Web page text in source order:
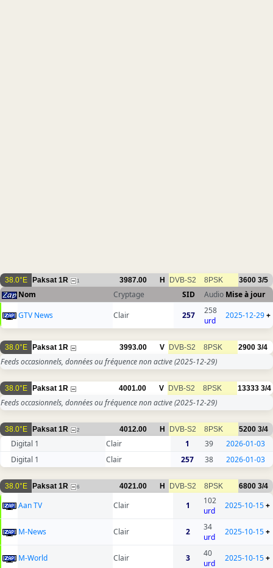
38.0°E Paksat 1R 1 3987.00 H DVB-S2 8PSK 3600 3/5
Nom Cryptage SID Audio Mise à jour
GTV News
Clair 257
258
urd
2025-12-29+
38.0°E Paksat 1R 3993.00 V DVB-S2 8PSK 2900 3/4
Feeds occasionnels, données ou fréquence non active(2025-12-29)
38.0°E Paksat 1R 4001.00 V DVB-S2 8PSK 13333 3/4
Feeds occasionnels, données ou fréquence non active(2025-12-29)
38.0°E Paksat 1R 2 4012.00 H DVB-S2 8PSK 5200 3/4
Digital 1 Clair 1 39
2026-01-03
Digital 1
Clair 257 38 2026-01-03
38.0°E Paksat 1R 6 4021.00 H DVB-S2 8PSK 6800 3/4
Aan TV Clair 1
102
urd
2025-10-15+
M-News Clair 2
34
urd
2025-10-15+
M-World Clair 3
40
urd
2025-10-15+